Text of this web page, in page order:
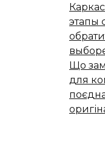
этапы
Що
для